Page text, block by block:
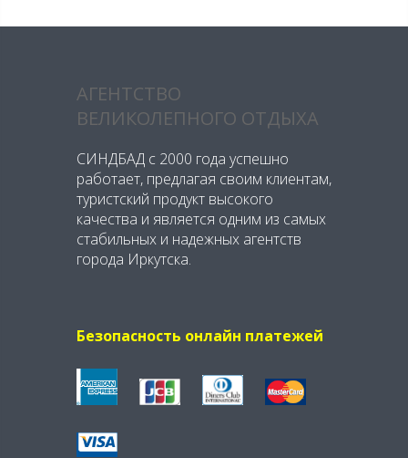
АГЕНТСТВО
ВЕЛИКОЛЕПНОГО ОТДЫХА
СИНДБАД с 2000 года успешно
работает, предлагая своим клиентам,
туристский продукт высокого
качества и является одним из самых
стабильных и надежных агентств
города Иркутска.
Безопасность онлайн платежей